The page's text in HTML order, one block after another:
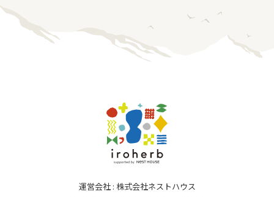
運営会社 : 株式会社ネストハウス